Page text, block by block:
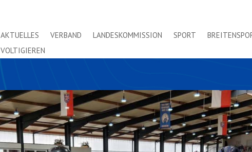
AKTUELLES VERBAND LANDESKOMMISSION SPORT
VOLTIGIEREN